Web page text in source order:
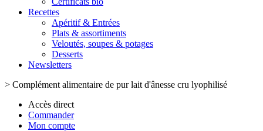
Recettes
Apéritif & Entrées
Plats & assortiments
Veloutés, soupes & potages
Desserts
Newsletters
> Complément alimentaire de pur lait d'ânesse cru lyophilisé
Accès direct
Commander
Mon compte